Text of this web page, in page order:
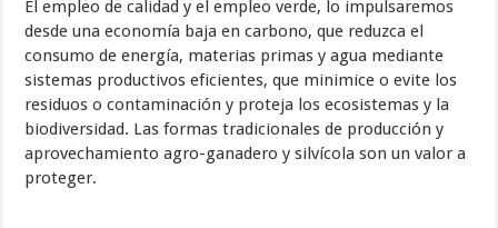
El empleo de calidad y el empleo verde, lo impulsaremos
desde una economía baja en carbono, que reduzca el
consumo de energía, materias primas y agua mediante
sistemas productivos eficientes, que minimice o evite los
residuos o contaminación y proteja los ecosistemas y la
biodiversidad. Las formas tradicionales de producción y
aprovechamiento agro-ganadero y silvícola son un valor a
proteger.